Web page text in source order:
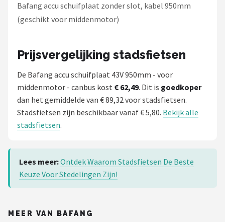
Voltano
Cortina
Alle merken →
Bafang accu schuifplaat zonder slot, kabel 950mm
(geschikt voor middenmotor)
Prijsvergelijking stadsfietsen
De Bafang accu schuifplaat 43V 950mm - voor
middenmotor - canbus kost € 62,49. Dit is goedkoper
dan het gemiddelde van € 89,32 voor stadsfietsen.
Stadsfietsen zijn beschikbaar vanaf € 5,80. Bekijk alle
stadsfietsen.
Lees meer:Ontdek Waarom Stadsfietsen De Beste
Keuze Voor Stedelingen Zijn!
MEER VAN BAFANG